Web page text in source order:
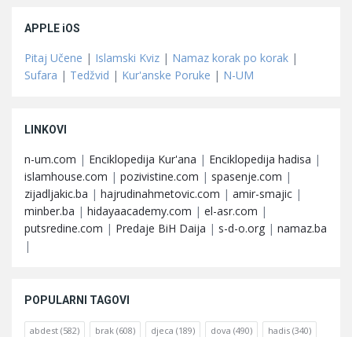
APPLE iOS
Pitaj Učene | Islamski Kviz | Namaz korak po korak |
Sufara | Tedžvid | Kur'anske Poruke | N-UM
LINKOVI
n-um.com | Enciklopedija Kur'ana | Enciklopedija hadisa |
islamhouse.com | pozivistine.com | spasenje.com |
zijadljakic.ba | hajrudinahmetovic.com | amir-smajic |
minber.ba | hidayaacademy.com | el-asr.com |
putsredine.com | Predaje BiH Daija | s-d-o.org | namaz.ba
|
POPULARNI TAGOVI
abdest (582) brak (608) djeca (189) dova (490) hadis (340)